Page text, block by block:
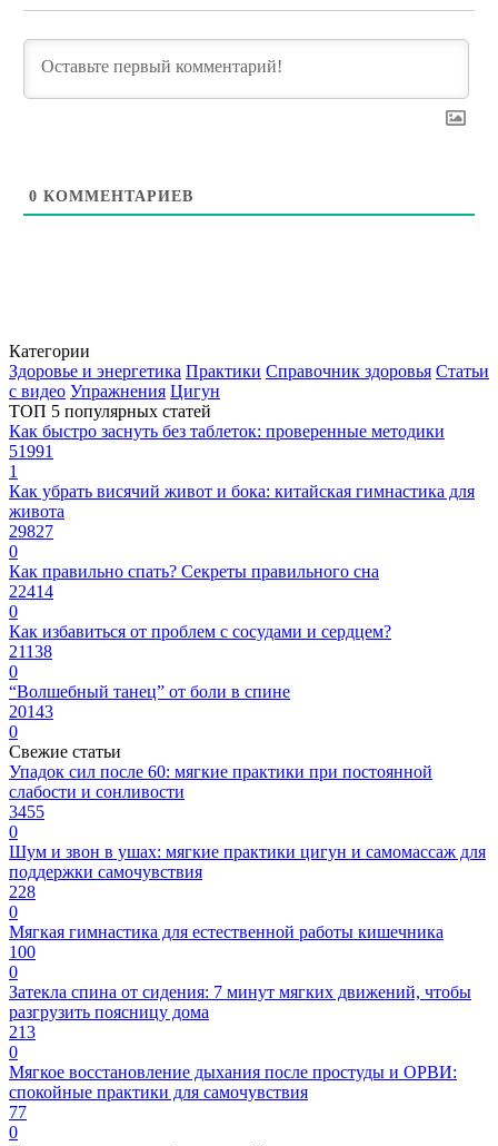
0 КОММЕНТАРИЕВ
Категории
Здоровье и энергетика Практики Справочник здоровья Статьи
с видео Упражнения Цигун
ТОП 5 популярных статей
Как быстро заснуть без таблеток: проверенные методики
51991
1
Как убрать висячий живот и бока: китайская гимнастика для
живота
29827
0
Как правильно спать? Секреты правильного сна
22414
0
Как избавиться от проблем с сосудами и сердцем?
21138
0
“Волшебный танец” от боли в спине
20143
0
Свежие статьи
Упадок сил после 60: мягкие практики при постоянной
слабости и сонливости
3455
0
Шум и звон в ушах: мягкие практики цигун и самомассаж для
поддержки самочувствия
228
0
Мягкая гимнастика для естественной работы кишечника
100
0
Затекла спина от сидения: 7 минут мягких движений, чтобы
разгрузить поясницу дома
213
0
Мягкое восстановление дыхания после простуды и ОРВИ:
спокойные практики для самочувствия
77
0